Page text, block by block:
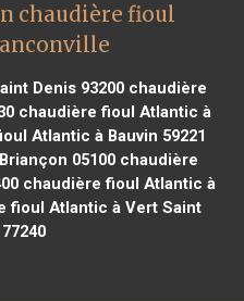
chaudière fioul
Denis 93200 chaudière
chaudière fioul Atlantic à
Atlantic à Bauvin 59221
05100chaudière
chaudière fioul Atlantic à
fioul Atlantic à Vert Saint